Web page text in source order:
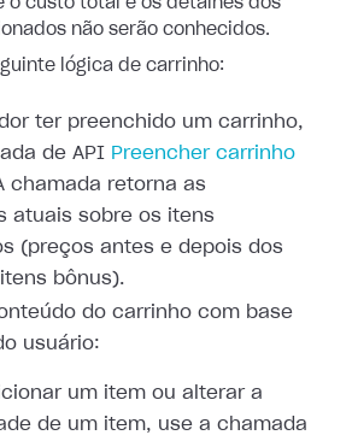
o custo total e os detalhes dos
não serão conhecidos.
lógica de carrinho:
ter preenchido um carrinho,
de API Preencher carrinho
chamada retorna as
atuais sobre os itens
(preços antes e depois dos
bônus).
do carrinho com base
usuário:
um item ou alterar a
de um item, use a chamada